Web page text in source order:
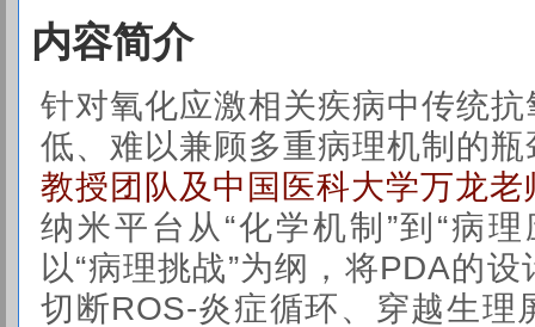
内容简介
针对氧化应激相关疾病中传统
低、难以兼顾多重病理机制的瓶
教授团队及中国医科大学万龙老
纳米平台从“化学机制”到“病
以“病理挑战”为纲，将PDA的
切断ROS-炎症循环、穿越生理